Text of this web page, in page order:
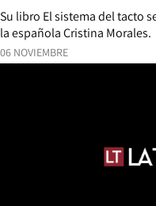
06 NOVIEMBRE
Su libro El sistema del tacto
la española Cristina Morales.